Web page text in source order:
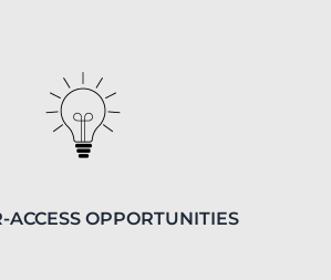
ACCESS OPPORTUNITIES